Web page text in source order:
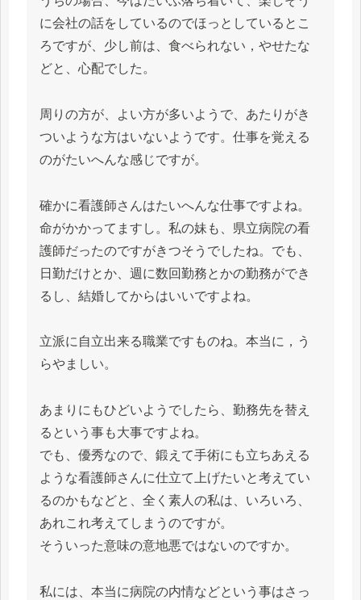
に会社の話をしているのでほっとしているとこ
ろですが、少し前は、食べられない，やせたな
どと、心配でした。
周りの方が、よい方が多いようで、あたりがき
ついような方はいないようです。仕事を覚える
のがたいへんな感じですが。
確かに看護師さんはたいへんな仕事ですよね。
命がかかってますし。私の妹も、県立病院の看
護師だったのですがきつそうでしたね。でも、
日勤だけとか、週に数回勤務とかの勤務ができ
るし、結婚してからはいいですよね。
立派に自立出来る職業ですものね。本当に，う
らやましい。
あまりにもひどいようでしたら、勤務先を替え
るという事も大事ですよね。
でも、優秀なので、鍛えて手術にも立ちあえる
ような看護師さんに仕立て上げたいと考えてい
るのかもなどと、全く素人の私は、いろいろ、
あれこれ考えてしまうのですが。
そういった意味の意地悪ではないのですか。
私には、本当に病院の内情などという事はさっ